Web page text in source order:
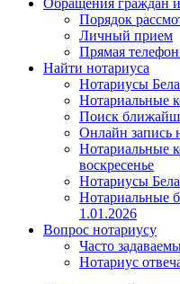
Обращения граждан
Порядок
Личный прием
Прямая
Найти нотариуса
Нотариусы
Нотариальные
Поиск
Онлайн запись
Нотариальные
воскресенье
Нотариусы
Нотариальные
1.01.2026
Вопрос нотариусу
Часто
Нотариус